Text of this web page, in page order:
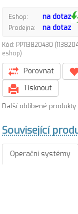
Eshop: na dotaz
Prodejna: na dotaz
Kód: PP113820430
eshop)
Porovnat
Tisknout
Další oblíbené
Související
Operační systémy